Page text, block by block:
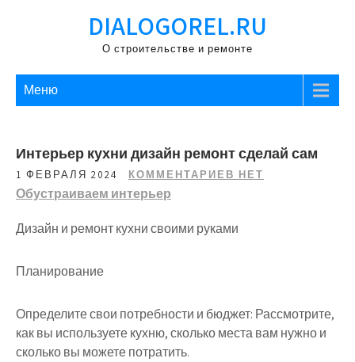
DIALOGOREL.RU
О строительстве и ремонте
Меню
Интерьер кухни дизайн ремонт сделай сам
1 ФЕВРАЛЯ 2024 КОММЕНТАРИЕВ НЕТ
Обустраиваем интерьер
Дизайн и ремонт кухни своими руками
Планирование
Определите свои потребности и бюджет: Рассмотрите,
как вы используете кухню, сколько места вам нужно и
сколько вы можете потратить.